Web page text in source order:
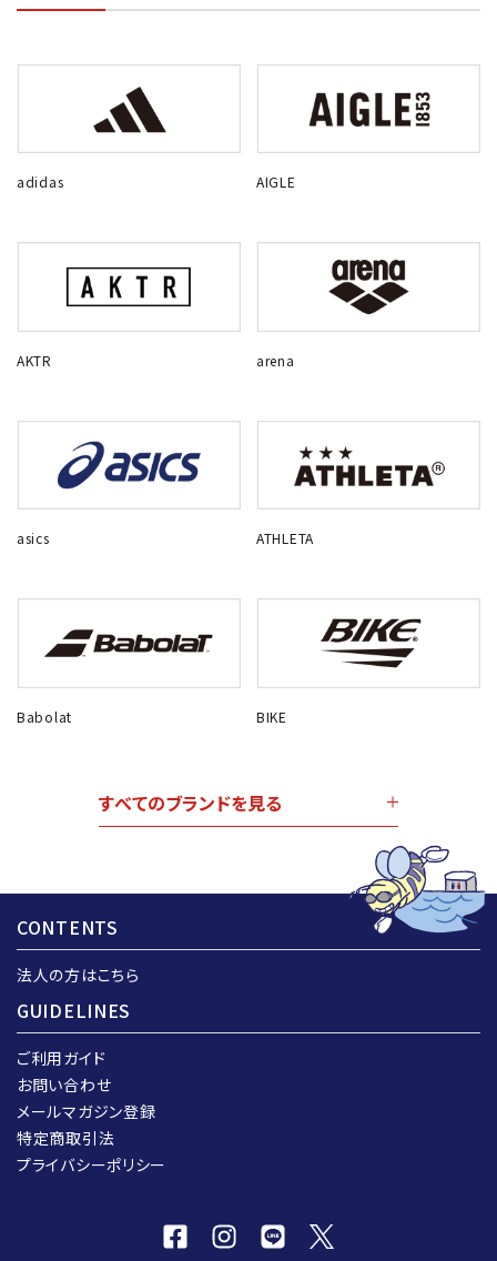
adidas AIGLE
AKTR arena
asics ATHLETA
Babolat BIKE
すべてのブランドを見る
CONTENTS
法人の方はこちら
GUIDELINES
ご利用ガイド
お問い合わせ
メールマガジン登録
特定商取引法
プライバシーポリシー